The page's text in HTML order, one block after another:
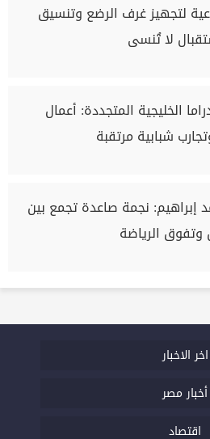
لتجهيز غرف الرضع وتنسيق
لا تُنسى
الخليجية المتجددة: أعمال
شبابية مرتقبة
إبراهيم: نجمة صاعدة تجمع بين
وتفوق الرياضة
اخر الاخبار
أخبار مصر
اقتصاد